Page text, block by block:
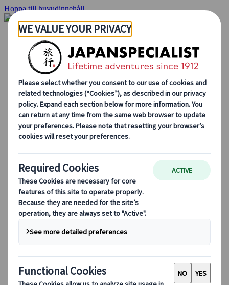
Hoppa till huvudinnehåll
Hemsidan
Resor
Individuellt resande
Gruppresor
Semester med självkörning
Utflykter
Skräddarsydda gruppresor
Japan Rail Pass
Hur vi arbetar
Om oss
Vårt team
Bli en del av vårt team
Säsongsbaserade resetips
Höjdpunkter på resmålet
Kulturella insikter
Kulinariska äventyr
Utforska Japan med tåg
Vanliga frågor och svar
Viktig information
Etikett i Japan
Körning i Japan
Boka med oss
Japan Rail Pass
Boende
Reserådgivning online
Japanspecialist